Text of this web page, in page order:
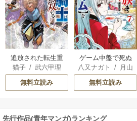
追放された転生重
騎士はゲーム知識
で無双する
猫子/ 武六甲理
衣/じゃいあん
無料立読み
ゲーム中盤で死ぬ
悪役貴族に転生し
たので、外れスキ
ル【テイム】を駆
してみた
八又ナガト /
月山
可也
無料立読み
先行作品(青年マンガ)ランキング